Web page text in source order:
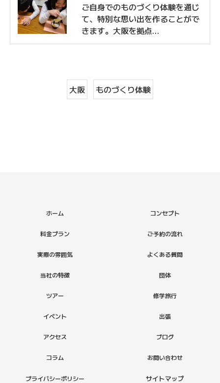
ご自身でのものづくり体験を通じ
て、特別な思い出を作ることがで
きます。大阪を拠点…
大阪 ものづくり体験
ホーム コンセプト
料金プラン ご予約の流れ
実際の雰囲気 よくある質問
当社の特徴 団体
ツアー 修学旅行
イベント 出張
アクセス ブログ
コラム お問い合わせ
プライバシーポリシー サイトマップ